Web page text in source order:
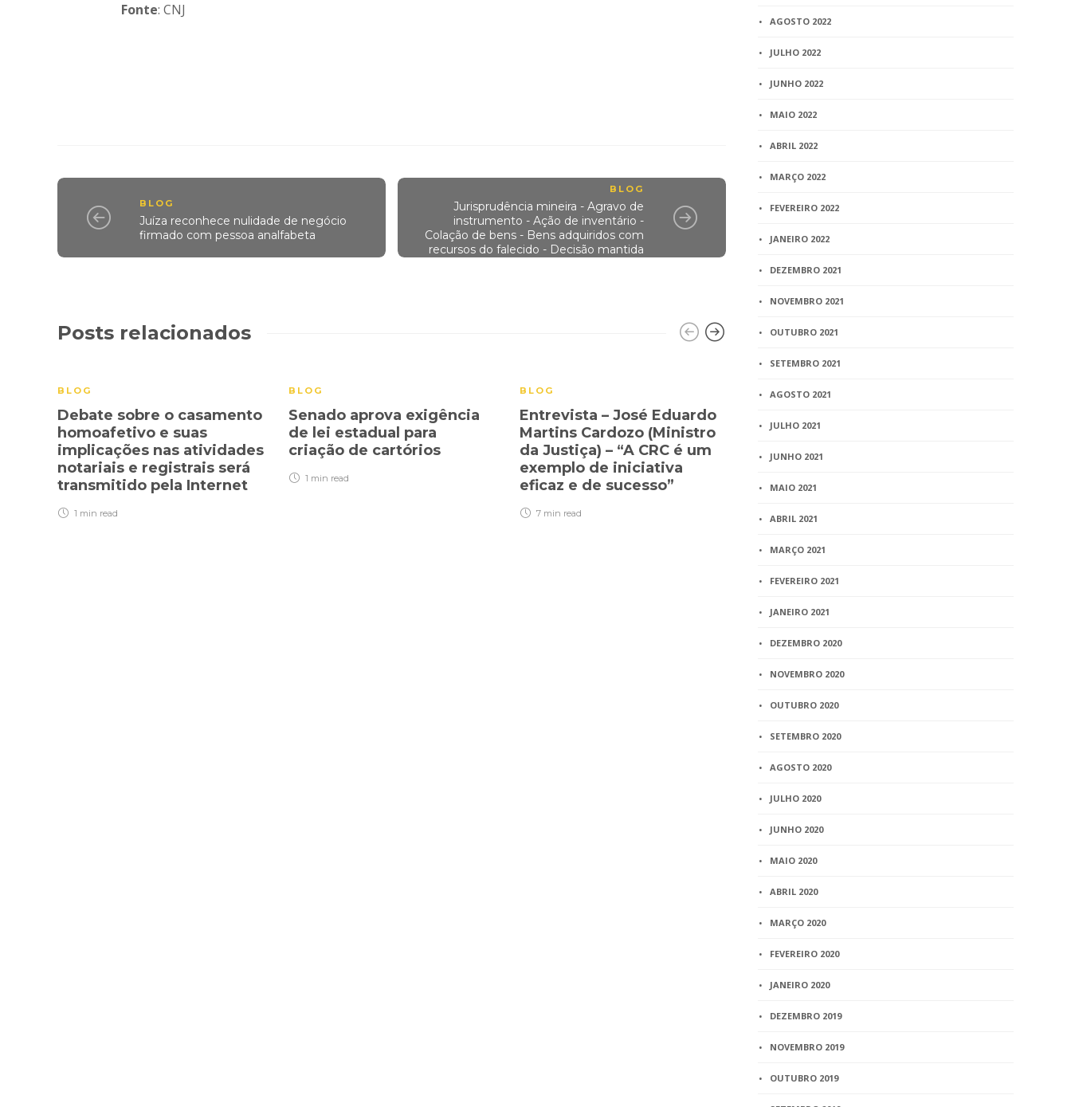
Fonte: CNJ
BLOG
Juíza reconhece nulidade de negócio
firmado com pessoa analfabeta
BLOG
Jurisprudência mineira - Agravo de
instrumento - Ação de inventário -
Colação de bens - Bens adquiridos com
recursos do falecido - Decisão mantida
Posts relacionados
BLOG
Debate sobre o casamento
homoafetivo e suas
implicações nas atividades
notariais e registrais será
transmitido pela Internet
1 min read
BLOG
Senado aprova exigência
de lei estadual para
criação de cartórios
1 min read
BLOG
Entrevista – José Eduardo
Martins Cardozo (Ministro
da Justiça) – “A CRC é um
exemplo de iniciativa
eficaz e de sucesso”
7 min read
BLOG
tentar na Justiça que filha
tenha registro da mãe e de
dois pais
AGOSTO 2022
JULHO 2022
JUNHO 2022
MAIO 2022
ABRIL 2022
MARÇO 2022
FEVEREIRO 2022
JANEIRO 2022
DEZEMBRO 2021
NOVEMBRO 2021
OUTUBRO 2021
SETEMBRO 2021
AGOSTO 2021
JULHO 2021
JUNHO 2021
MAIO 2021
ABRIL 2021
MARÇO 2021
FEVEREIRO 2021
JANEIRO 2021
DEZEMBRO 2020
NOVEMBRO 2020
OUTUBRO 2020
SETEMBRO 2020
AGOSTO 2020
JULHO 2020
JUNHO 2020
MAIO 2020
ABRIL 2020
MARÇO 2020
FEVEREIRO 2020
JANEIRO 2020
DEZEMBRO 2019
NOVEMBRO 2019
OUTUBRO 2019